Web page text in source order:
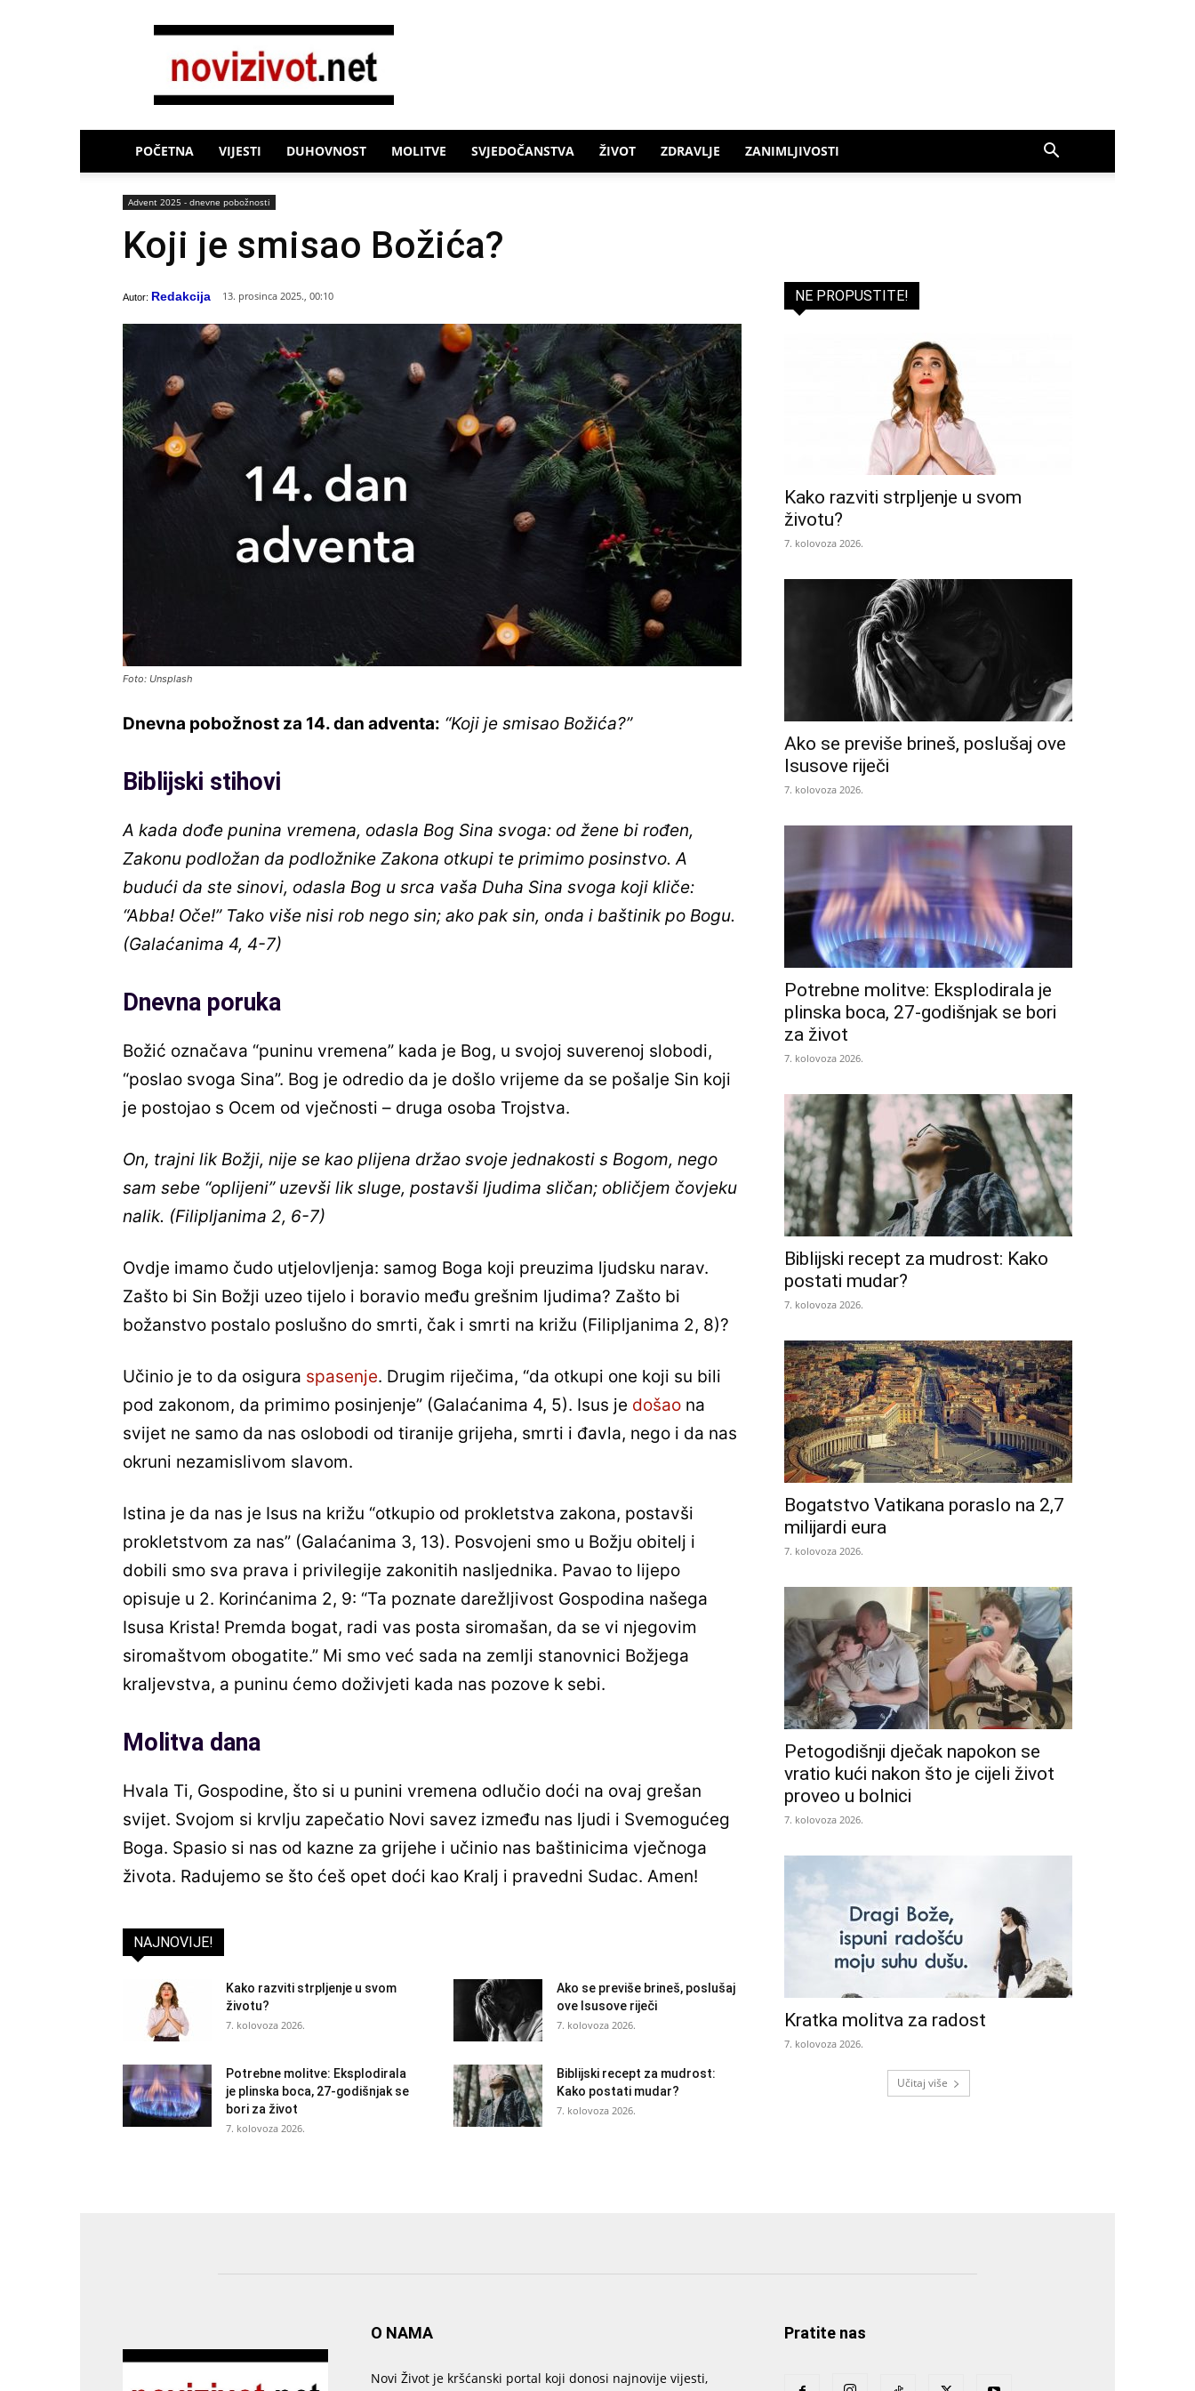
Novi
POČETNA VIJESTI DUHOVNOST MOLITVE SVJEDOČANSTVA ŽIVOT ZDRAVLJE ZANIMLJIVOSTI
Advent 2025 - dnevne pobožnosti
Koji je smisao Božića?
Autor: Redakcija 13. prosinca 2025., 00:10
Foto: Unsplash
Dnevna pobožnost za 14. dan adventa: “Koji je smisao Božića?”
Biblijski stihovi
A kada dođe punina vremena, odasla Bog Sina svoga: od žene bi rođen,
Zakonu podložan da podložnike Zakona otkupi te primimo posinstvo. A
budući da ste sinovi, odasla Bog u srca vaša Duha Sina svoga koji kliče:
“Abba! Oče!” Tako više nisi rob nego sin; ako pak sin, onda i baštinik po Bogu.
(Galaćanima 4, 4-7)
Dnevna poruka
Božić označava “puninu vremena” kada je Bog, u svojoj suverenoj slobodi,
“poslao svoga Sina”. Bog je odredio da je došlo vrijeme da se pošalje Sin koji
je postojao s Ocem od vječnosti – druga osoba Trojstva.
On, trajni lik Božji, nije se kao plijena držao svoje jednakosti s Bogom, nego
sam sebe “oplijeni” uzevši lik sluge, postavši ljudima sličan; obličjem čovjeku
nalik. (Filipljanima 2, 6-7)
Ovdje imamo čudo utjelovljenja: samog Boga koji preuzima ljudsku narav.
Zašto bi Sin Božji uzeo tijelo i boravio među grešnim ljudima? Zašto bi
božanstvo postalo poslušno do smrti, čak i smrti na križu (Filipljanima 2, 8)?
Učinio je to da osigura spasenje. Drugim riječima, “da otkupi one koji su bili
pod zakonom, da primimo posinjenje” (Galaćanima 4, 5). Isus je došao na
svijet ne samo da nas oslobodi od tiranije grijeha, smrti i đavla, nego i da nas
okruni nezamislivom slavom.
Istina je da nas je Isus na križu “otkupio od prokletstva zakona, postavši
prokletstvom za nas” (Galaćanima 3, 13). Posvojeni smo u Božju obitelj i
dobili smo sva prava i privilegije zakonitih nasljednika. Pavao to lijepo
opisuje u 2. Korinćanima 2, 9: “Ta poznate darežljivost Gospodina našega
Isusa Krista! Premda bogat, radi vas posta siromašan, da se vi njegovim
siromaštvom obogatite.” Mi smo već sada na zemlji stanovnici Božjega
kraljevstva, a puninu ćemo doživjeti kada nas pozove k sebi.
Molitva dana
Hvala Ti, Gospodine, što si u punini vremena odlučio doći na ovaj grešan
svijet. Svojom si krvlju zapečatio Novi savez između nas ljudi i Svemogućeg
Boga. Spasio si nas od kazne za grijehe i učinio nas baštinicima vječnoga
života. Radujemo se što ćeš opet doći kao Kralj i pravedni Sudac. Amen!
NAJNOVIJE!
Kako razviti strpljenje u svom
životu?
7. kolovoza 2026.
Ako se previše brineš, poslušaj
ove Isusove riječi
7. kolovoza 2026.
Potrebne molitve: Eksplodirala
je plinska boca, 27-godišnjak se
bori za život
7. kolovoza 2026.
Biblijski recept za mudrost:
Kako postati mudar?
7. kolovoza 2026.
NE PROPUSTITE!
Kako razviti strpljenje u svom
životu?
7. kolovoza 2026.
Ako se previše brineš, poslušaj ove
Isusove riječi
7. kolovoza 2026.
Potrebne molitve: Eksplodirala je
plinska boca, 27-godišnjak se bori
za život
7. kolovoza 2026.
Biblijski recept za mudrost: Kako
postati mudar?
7. kolovoza 2026.
Bogatstvo Vatikana poraslo na 2,7
milijardi eura
7. kolovoza 2026.
Petogodišnji dječak napokon se
vratio kući nakon što je cijeli život
proveo u bolnici
7. kolovoza 2026.
Kratka molitva za radost
7. kolovoza 2026.
Učitaj više
O NAMA
Novi Život je kršćanski portal koji donosi najnovije vijesti,
Pratite nas